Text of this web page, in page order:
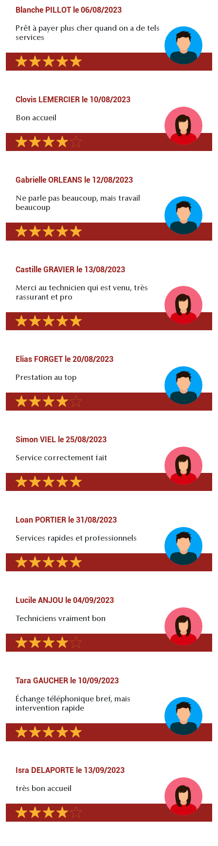
Blanche PILLOT le 06/08/2023
Prêt à payer plus cher quand on a de tels
services
Clovis LEMERCIER le 10/08/2023
Bon accueil
Gabrielle ORLEANS le 12/08/2023
Ne parle pas beaucoup, mais travail
beaucoup
Castille GRAVIER le 13/08/2023
Merci au technicien qui est venu, très
rassurant et pro
Elias FORGET le 20/08/2023
Prestation au top
Simon VIEL le 25/08/2023
Service correctement fait
Loan PORTIER le 31/08/2023
Services rapides et professionnels
Lucile ANJOU le 04/09/2023
Techniciens vraiment bon
Tara GAUCHER le 10/09/2023
Échange téléphonique bref, mais
intervention rapide
Isra DELAPORTE le 13/09/2023
très bon accueil